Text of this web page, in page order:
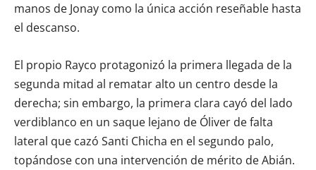
manos de Jonay como la única acción reseñable hasta
el descanso.
El propio Rayco protagonizó la primera llegada de la
segunda mitad al rematar alto un centro desde la
derecha; sin embargo, la primera clara cayó del lado
verdiblanco en un saque lejano de Óliver de falta
lateral que cazó Santi Chicha en el segundo palo,
topándose con una intervención de mérito de Abián.